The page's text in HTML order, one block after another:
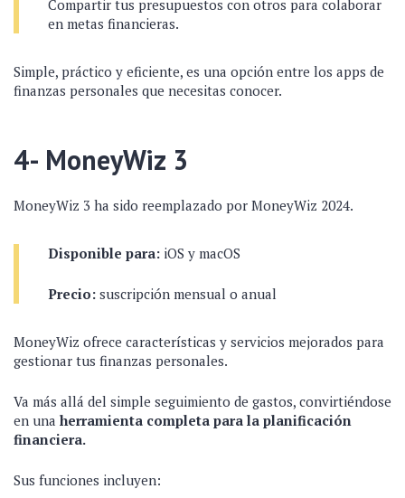
Compartir tus presupuestos con otros para colaborar
en metas financieras.
Simple, práctico y eficiente, es una opción entre los apps de
finanzas personales que necesitas conocer.
4- MoneyWiz 3
MoneyWiz 3 ha sido reemplazado por MoneyWiz 2024.
Disponible para: iOS y macOS
Precio: suscripción mensual o anual
MoneyWiz ofrece características y servicios mejorados para
gestionar tus finanzas personales.
Va más allá del simple seguimiento de gastos, convirtiéndose
en una herramienta completa para la planificación
financiera.
Sus funciones incluyen: